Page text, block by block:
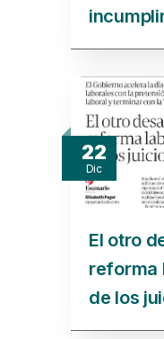
22
Dic
El otro
reforma
de los